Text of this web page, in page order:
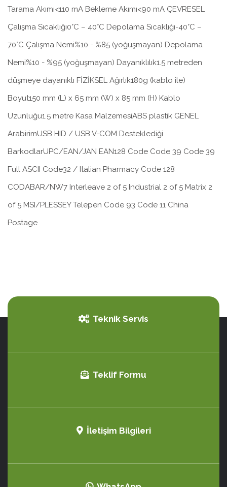
Tarama Akımı<110 mA Bekleme Akımı<90 mA ÇEVRESEL
Çalışma Sıcaklığı0°C – 40°C Depolama Sıcaklığı-40°C –
70°C Çalışma Nemi%10 - %85 (yoğuşmayan) Depolama
Nemi%10 - %95 (yoğuşmayan) Dayanıklılık1.5 metreden
düşmeye dayanıklı FİZİKSEL Ağırlık180g (kablo ile)
Boyut150 mm (L) x 65 mm (W) x 85 mm (H) Kablo
Uzunluğu1.5 metre Kasa MalzemesiABS plastik GENEL
ArabirimUSB HID / USB V-COM Desteklediği
BarkodlarUPC/EAN/JAN EAN128 Code Code 39 Code 39
Full ASCII Code32 / Italian Pharmacy Code 128
CODABAR/NW7 Interleave 2 of 5 Industrial 2 of 5 Matrix 2
of 5 MSI/PLESSEY Telepen Code 93 Code 11 China
Postage
Teknik Servis
Teklif Formu
İletişim Bilgileri